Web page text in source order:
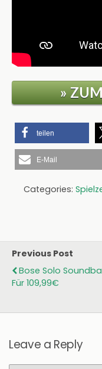
»
teilen
E-Mail
Categories:
Previous Post
Bose Solo
Für 109,99€
Leave a Reply